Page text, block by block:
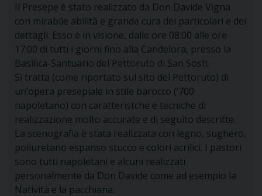
Il Presepe è stato realizzato da Don Davide Vigna
con mirabile abilità e grande cura dei particolari e dei
dettagli. Esso è in visione, dalle ore 08:00 alle ore
17:00 di tutti i giorni fino alla Candelora, presso la
Basilica-Santuario del Pettoruto di San Sosti.
Si tratta (come riportato sul sito del Pettoruto) di
un’opera presepiale in stile barocco (‘700
napoletano) con caratteristche e tecniche di
realizzazione molto accurate e di seguito descritte.
La scenografia è stata realizzata con legno, sughero,
poliuretano espanso stucco e colori acrilici. I pastori
sono tutti napoletani e alcuni realizzati
personalmente da Don Davide come ad esempio la
Natività e la pacchiana.